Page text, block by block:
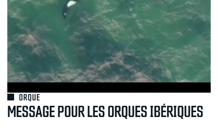
ORQUE
MESSAGE POUR LES ORQUES IBÉRIQUES